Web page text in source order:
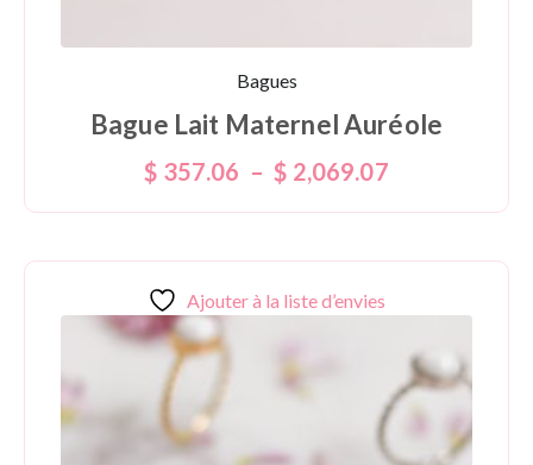
Bagues
Bague Lait Maternel Auréole
$ 357.06 – $ 2,069.07
Ajouter à la liste d’envies